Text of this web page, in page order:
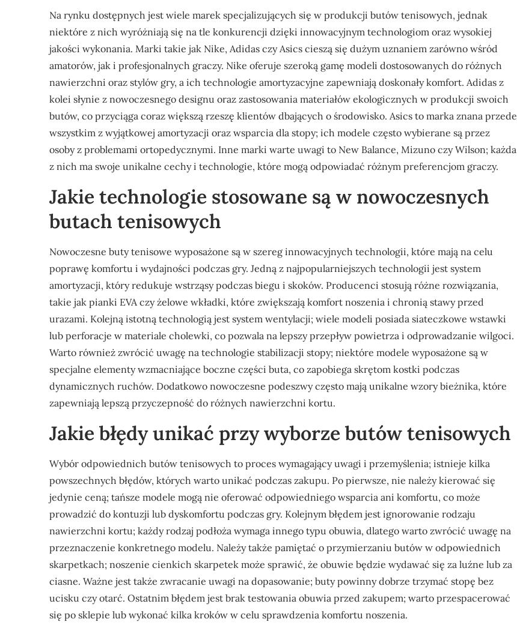
Na rynku dostępnych jest wiele marek specjalizujących się w produkcji butów tenisowych, jednak
niektóre z nich wyróżniają się na tle konkurencji dzięki innowacyjnym technologiom oraz wysokiej
jakości wykonania. Marki takie jak Nike, Adidas czy Asics cieszą się dużym uznaniem zarówno wśród
amatorów, jak i profesjonalnych graczy. Nike oferuje szeroką gamę modeli dostosowanych do różnych
nawierzchni oraz stylów gry, a ich technologie amortyzacyjne zapewniają doskonały komfort. Adidas z
kolei słynie z nowoczesnego designu oraz zastosowania materiałów ekologicznych w produkcji swoich
butów, co przyciąga coraz większą rzeszę klientów dbających o środowisko. Asics to marka znana przede
wszystkim z wyjątkowej amortyzacji oraz wsparcia dla stopy; ich modele często wybierane są przez
osoby z problemami ortopedycznymi. Inne marki warte uwagi to New Balance, Mizuno czy Wilson; każda
z nich ma swoje unikalne cechy i technologie, które mogą odpowiadać różnym preferencjom graczy.
Jakie technologie stosowane są w nowoczesnych
butach tenisowych
Nowoczesne buty tenisowe wyposażone są w szereg innowacyjnych technologii, które mają na celu
poprawę komfortu i wydajności podczas gry. Jedną z najpopularniejszych technologii jest system
amortyzacji, który redukuje wstrząsy podczas biegu i skoków. Producenci stosują różne rozwiązania,
takie jak pianki EVA czy żelowe wkładki, które zwiększają komfort noszenia i chronią stawy przed
urazami. Kolejną istotną technologią jest system wentylacji; wiele modeli posiada siateczkowe wstawki
lub perforacje w materiale cholewki, co pozwala na lepszy przepływ powietrza i odprowadzanie wilgoci.
Warto również zwrócić uwagę na technologie stabilizacji stopy; niektóre modele wyposażone są w
specjalne elementy wzmacniające boczne części buta, co zapobiega skrętom kostki podczas
dynamicznych ruchów. Dodatkowo nowoczesne podeszwy często mają unikalne wzory bieżnika, które
zapewniają lepszą przyczepność do różnych nawierzchni kortu.
Jakie błędy unikać przy wyborze butów tenisowych
Wybór odpowiednich butów tenisowych to proces wymagający uwagi i przemyślenia; istnieje kilka
powszechnych błędów, których warto unikać podczas zakupu. Po pierwsze, nie należy kierować się
jedynie ceną; tańsze modele mogą nie oferować odpowiedniego wsparcia ani komfortu, co może
prowadzić do kontuzji lub dyskomfortu podczas gry. Kolejnym błędem jest ignorowanie rodzaju
nawierzchni kortu; każdy rodzaj podłoża wymaga innego typu obuwia, dlatego warto zwrócić uwagę na
przeznaczenie konkretnego modelu. Należy także pamiętać o przymierzaniu butów w odpowiednich
skarpetkach; noszenie cienkich skarpetek może sprawić, że obuwie będzie wydawać się za luźne lub za
ciasne. Ważne jest także zwracanie uwagi na dopasowanie; buty powinny dobrze trzymać stopę bez
ucisku czy otarć. Ostatnim błędem jest brak testowania obuwia przed zakupem; warto przespacerować
się po sklepie lub wykonać kilka kroków w celu sprawdzenia komfortu noszenia.